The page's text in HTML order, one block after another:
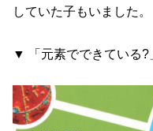
していた子もいました。
▼ 「元素でできている?